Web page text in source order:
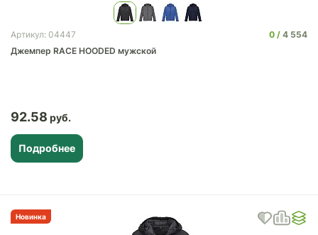
Артикул: 04447 0
4 554
Джемпер RACE HOODED мужской
92.58
Подробнее
Новинка